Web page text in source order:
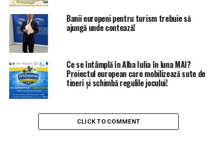
Banii europeni pentru turism trebuie să
ajungă unde contează!
Ce se întâmplă în Alba Iulia în luna MAI?
Proiectul european care mobilizează sute de
tineri și schimbă regulile jocului!
CLICK TO COMMENT